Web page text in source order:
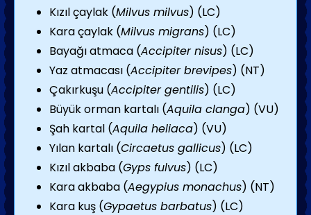
Kızıl çaylak (Milvus milvus) (LC)
Kara çaylak (Milvus migrans) (LC)
Bayağı atmaca (Accipiter nisus) (LC)
Yaz atmacası (Accipiter brevipes) (NT)
Çakırkuşu (Accipiter gentilis) (LC)
Büyük orman kartalı (Aquila clanga) (VU)
Şah kartal (Aquila heliaca) (VU)
Yılan kartalı (Circaetus gallicus) (LC)
Kızıl akbaba (Gyps fulvus) (LC)
Kara akbaba (Aegypius monachus) (NT)
Kara kuş (Gypaetus barbatus) (LC)